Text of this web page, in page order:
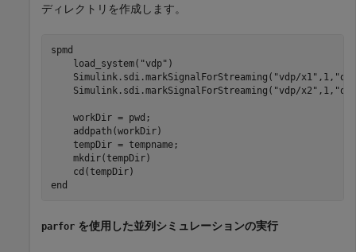
ディレクトリを作成します。
spmd
    load_system(
"vdp" )
    Simulink.sdi.markSignalForStreaming(
"vdp/x1" ,1, "on"
    Simulink.sdi.markSignalForStreaming(
"vdp/x2" ,1, "on"
    workDir = pwd;
    addpath(workDir)
    tempDir = tempname;
    mkdir(tempDir)
end
parfor を使用した並列シミュレーションの実行